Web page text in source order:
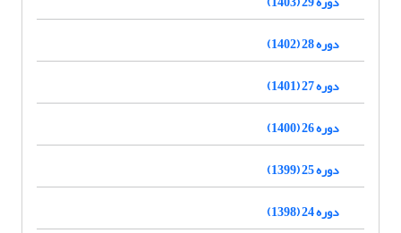
دوره 28 (1402)
دوره 27 (1401)
دوره 26 (1400)
دوره 25 (1399)
دوره 24 (1398)